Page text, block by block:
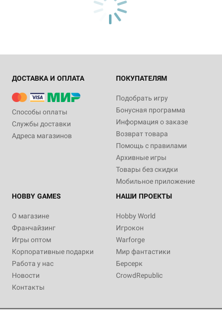
ДОСТАВКА И ОПЛАТА
Способы оплаты
Службы доставки
Адреса магазинов
ПОКУПАТЕЛЯМ
Подобрать игру
Бонусная программа
Информация о заказе
Возврат товара
Помощь с правилами
Архивные игры
Товары без скидки
Мобильное приложение
HOBBY GAMES
О магазине
Франчайзинг
Игры оптом
Корпоративные подарки
Работа у нас
Новости
Контакты
НАШИ ПРОЕКТЫ
Hobby World
Игрокон
Warforge
Мир фантастики
Берсерк
CrowdRepublic